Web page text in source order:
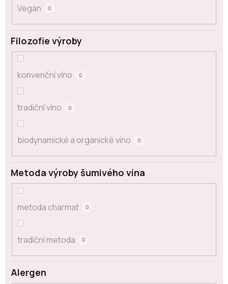
Vegan 0
Filozofie výroby
konvenční víno 0
tradiční víno 0
biodynamické a organické víno 0
Metoda výroby šumivého vína
metoda charmat 0
tradiční metoda 0
Alergen